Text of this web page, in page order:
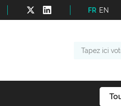
FR EN